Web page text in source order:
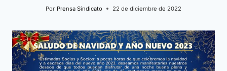
Por Prensa Sindicato 22 de diciembre de 2022